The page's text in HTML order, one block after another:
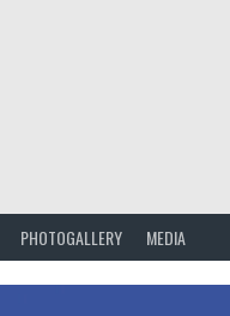
PHOTOGALLERY MEDIA